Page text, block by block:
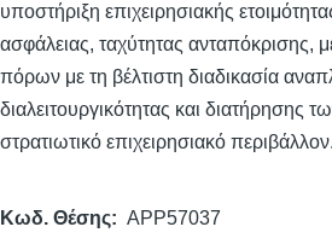
υποστήριξη επιχειρησιακής
ασφάλειας, ταχύτητας ανταπόκρισης,
πόρων με τη βέλτιστη διαδικασία
διαλειτουργικότητας και διατήρησης
στρατιωτικό επιχειρησιακό
Κωδ. Θέσης APP57037